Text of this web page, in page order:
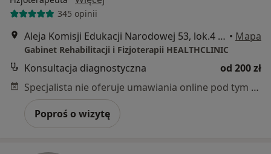
345 opinii
Aleja Komisji Edukacji Narodowej 53, lok.4 Piętro I (winda) wejście przez bramę (domofon 4) , klatka pierwsza po lewej stronie (domofon 4), Warszawa • Mapa
Gabinet Rehabilitacji i Fizjoterapii HEALTHCLINIC
Konsultacja diagnostyczna
od 200 zł
Specjalista nie oferuje umawiania online pod tym adresem.
Poproś o wizytę